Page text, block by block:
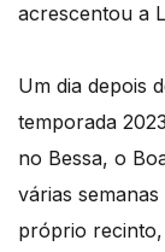
acrescentou a
Um dia depois
temporada
no Bessa, o
várias
próprio